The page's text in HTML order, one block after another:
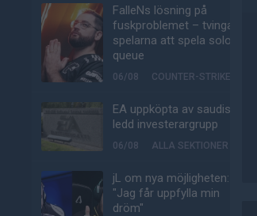
FalleNs lösning på
fuskproblemet – tvinga
spelarna att spela solo-
queue
06/08 COUNTER-STRIKE
EA uppköpta av saudisk-
ledd investerargrupp
06/08 ALLA SEKTIONER
jL om nya möjligheten:
"Jag får uppfylla min
dröm"